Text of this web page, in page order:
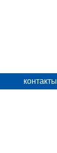
контакты